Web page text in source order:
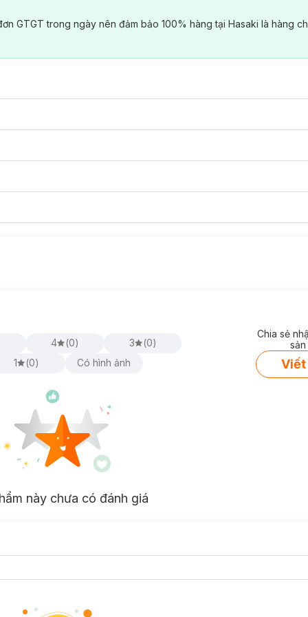
GTGT trong ngày nên đảm bảo 100% hàng tại Hasaki là hàng
4 (0) 3 (0)
1
(0) Có hình ảnh
Chia sẻ
Viết
này chưa có đánh giá